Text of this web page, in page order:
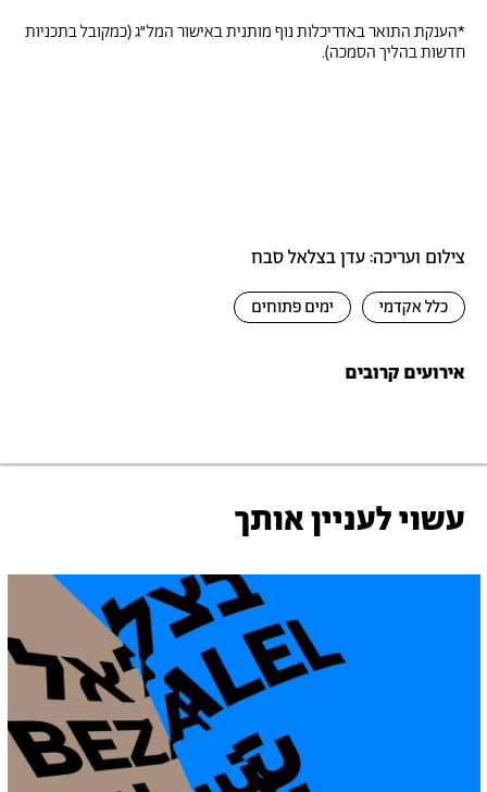
*הענקת התואר באדריכלות נוף מותנית באישור המל"ג (כמקובל בתכניות
חדשות בהליך הסמכה).
צילום ועריכה: עדן בצלאל סבח
כלל אקדמי ימים פתוחים
אירועים קרובים
עשוי לעניין אותך